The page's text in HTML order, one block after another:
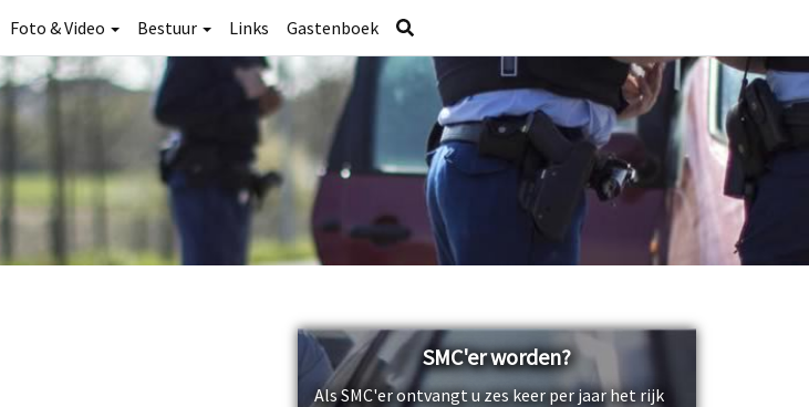
Foto & Video Bestuur Links Gastenboek
SMC'er worden?
Als SMC'er ontvangt u zes keer per jaar het rijk